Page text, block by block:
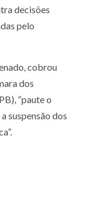
decisões
pelo
cobrou
dos
“paute o
suspensão dos